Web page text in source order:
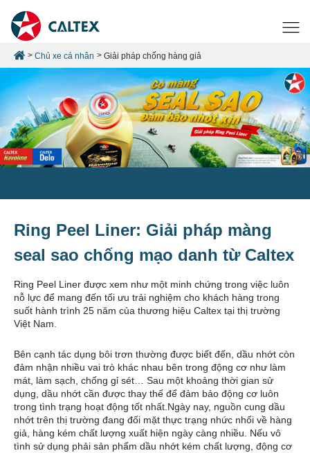
Chủ xe cá nhân Giải pháp chống hàng giả
Ring Peel Liner: Giải pháp màng
seal sao chống mạo danh từ Caltex
Ring Peel Liner được xem như một minh chứng trong việc luôn
nỗ lực để mang đến tối ưu trải nghiệm cho khách hàng trong
suốt hành trình 25 năm của thương hiệu Caltex tại thị trường
Việt Nam.
Bên cạnh tác dụng bôi trơn thường được biết đến, dầu nhớt còn
đảm nhận nhiều vai trò khác nhau bên trong động cơ như làm
mát, làm sạch, chống gỉ sét… Sau một khoảng thời gian sử
dụng, dầu nhớt cần được thay thế để đảm bảo động cơ luôn
trong tình trạng hoạt động tốt nhất.Ngày nay, nguồn cung dầu
nhớt trên thị trường đang đối mặt thực trạng nhức nhối về hàng
giả, hàng kém chất lượng xuất hiện ngày càng nhiều. Nếu vô
tình sử dụng phải sản phẩm dầu nhớt kém chất lượng, động cơ